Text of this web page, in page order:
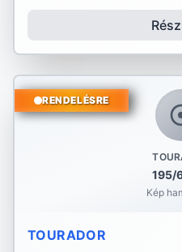
195/
Kép
RENDELÉSRE
TOURADOR